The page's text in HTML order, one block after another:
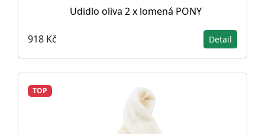
Udidlo oliva 2 x lomená PONY
918 Kč Detail
TOP